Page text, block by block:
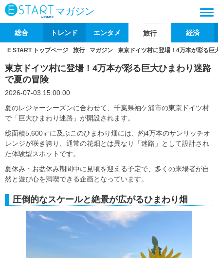
マガジン
総合 トレンド エンタメ 旅行 経済
E START トップページ 旅行 マガジン 東京ドイツ村に登場！4万本が彩る巨
東京ドイツ村に登場！4万本が彩る巨大ひまわり迷路
で夏の冒険
2026-07-03 15:00:00
夏のレジャーシーズンに合わせて、千葉県袖ケ浦市の東京ドイツ村
で「巨大ひまわり迷路」が開設されます。
総面積5,600㎡に及ぶこのひまわり畑には、約4万本のサンリッチオ
レンジが咲き誇り、通常の花畑とは異なり「迷路」として設計され
た体験型スポットです。
夏休み・お盆休み期間中に見頃を迎える予定で、多くの来場者が自
然と遊び心を満喫できる企画となっています。
圧倒的なスケールと絶景が広がるひまわり畑